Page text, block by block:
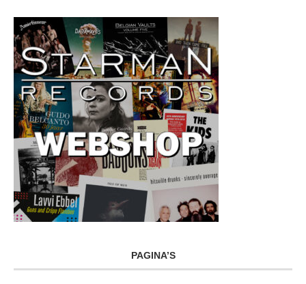
PAGINA’S